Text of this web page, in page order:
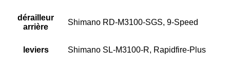
dérailleur
arrière
Shimano RD-M3100-SGS, 9-Speed
leviers Shimano SL-M3100-R, Rapidfire-Plus